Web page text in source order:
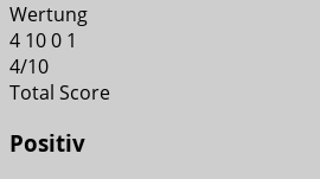
Wertung
4 100 1
4/10
Total Score
Positiv